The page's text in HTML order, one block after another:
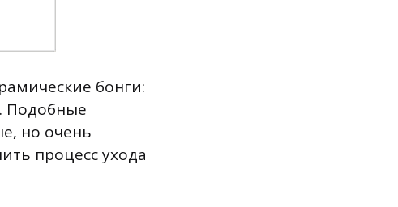
бонги:
Подобные
но очень
процесс ухода